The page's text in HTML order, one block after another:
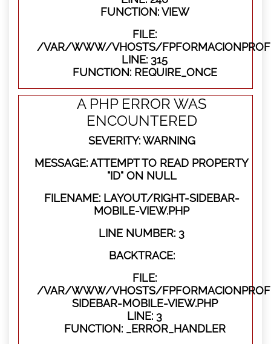
FUNCTION: VIEW
FILE:
/VAR/WWW/VHOSTS/
LINE: 315
FUNCTION: REQUIRE_ONCE
A PHP ERROR WAS
ENCOUNTERED
SEVERITY: WARNING
MESSAGE: ATTEMPT TO READ PROPERTY
"ID" ON NULL
FILENAME: LAYOUT/RIGHT-SIDEBAR-
MOBILE-VIEW.PHP
LINE NUMBER: 3
BACKTRACE:
FILE:
/VAR/WWW/VHOSTS/
SIDEBAR-MOBILE-VIEW.PHP
LINE: 3
FUNCTION: _ERROR_HANDLER